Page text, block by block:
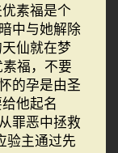
素福是个
中与她解除
仙就在梦
福，不要
的孕是由圣
他起名
罪恶中拯救
验主通过先